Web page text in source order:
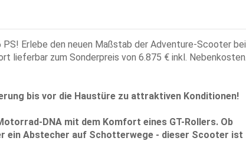
Erlebe den neuen Maßstab der Adventure-Scooter bei
lieferbar zum Sonderpreis von 6.875 € inkl. Nebenkosten.
bis vor die Haustüre zu attraktiven Konditionen!
DNA mit dem Komfort eines GT-Rollers. Ob
ein Abstecher auf Schotterwege - dieser Scooter ist